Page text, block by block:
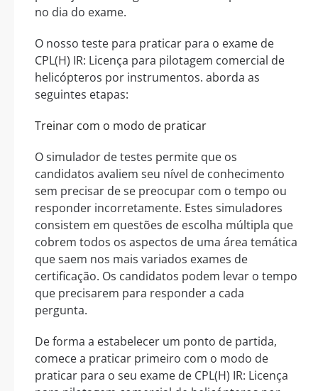
no dia do exame.
O nosso teste para praticar para o exame de
CPL(H) IR: Licença para pilotagem comercial de
helicópteros por instrumentos. aborda as
seguintes etapas:
Treinar com o modo de praticar
O simulador de testes permite que os
candidatos avaliem seu nível de conhecimento
sem precisar de se preocupar com o tempo ou
responder incorretamente. Estes simuladores
consistem em questões de escolha múltipla que
cobrem todos os aspectos de uma área temática
que saem nos mais variados exames de
certificação. Os candidatos podem levar o tempo
que precisarem para responder a cada
pergunta.
De forma a estabelecer um ponto de partida,
comece a praticar primeiro com o modo de
praticar para o seu exame de CPL(H) IR: Licença